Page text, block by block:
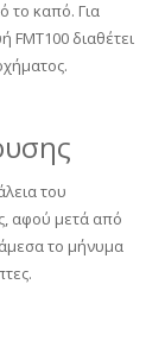
το καπό. Για
διαθέτει
του
αφού μετά από
το μήνυμα